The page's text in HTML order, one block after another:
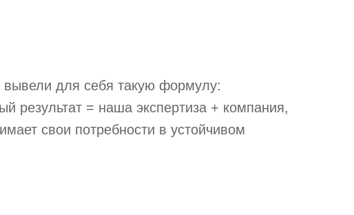
для себя такую формулу:
результат = наша экспертиза + компания,
свои потребности в устойчивом